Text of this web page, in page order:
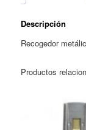
Descripción
Recogedor
Productos